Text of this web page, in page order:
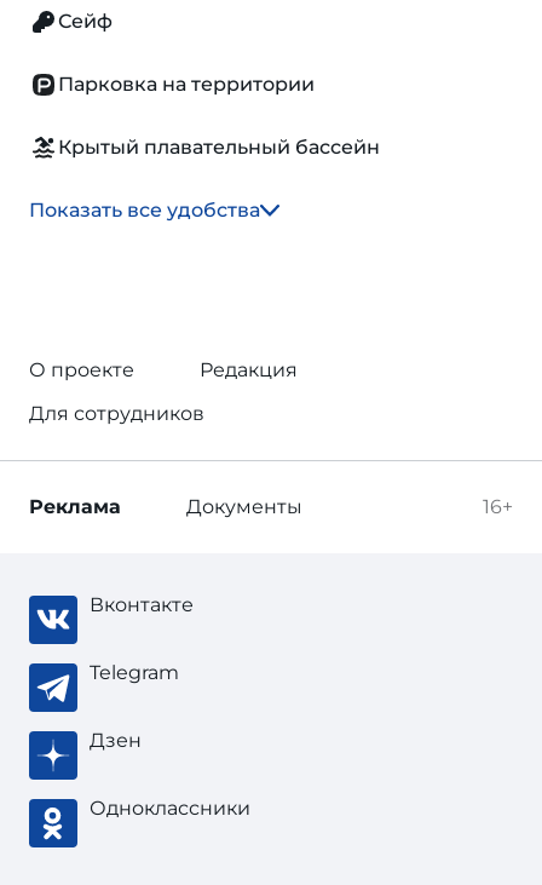
Сейф
Парковка на территории
Крытый плавательный бассейн
Показать все удобства
О проекте
Редакция
Для сотрудников
16+
Реклама Документы
Вконтакте
Telegram
Дзен
Одноклассники